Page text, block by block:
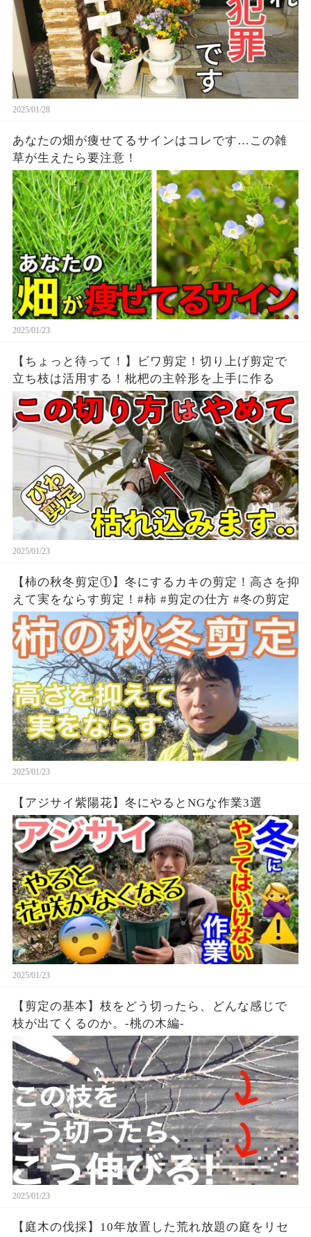
2025/01/28
あなたの畑が痩せてるサインはコレです…この雑
草が生えたら要注意！
2025/01/23
【ちょっと待って！】ビワ剪定！切り上げ剪定で
立ち枝は活用する！枇杷の主幹形を上手に作る
2025/01/23
【柿の秋冬剪定①】冬にするカキの剪定！高さを抑
えて実をならす剪定！#柿 #剪定の仕方 #冬の剪定
2025/01/23
【アジサイ紫陽花】冬にやるとNGな作業3選
2025/01/23
【剪定の基本】枝をどう切ったら、どんな感じで
枝が出てくるのか。-桃の木編-
2025/01/23
【庭木の伐採】10年放置した荒れ放題の庭をリセ